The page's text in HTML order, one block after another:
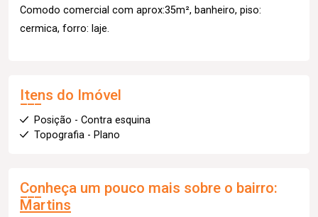
Comodo comercial com aprox:35m², banheiro, piso:
cermica, forro: laje.
Itens do Imóvel
Posição - Contra esquina
Topografia - Plano
Conheça um pouco mais sobre o bairro:
Martins